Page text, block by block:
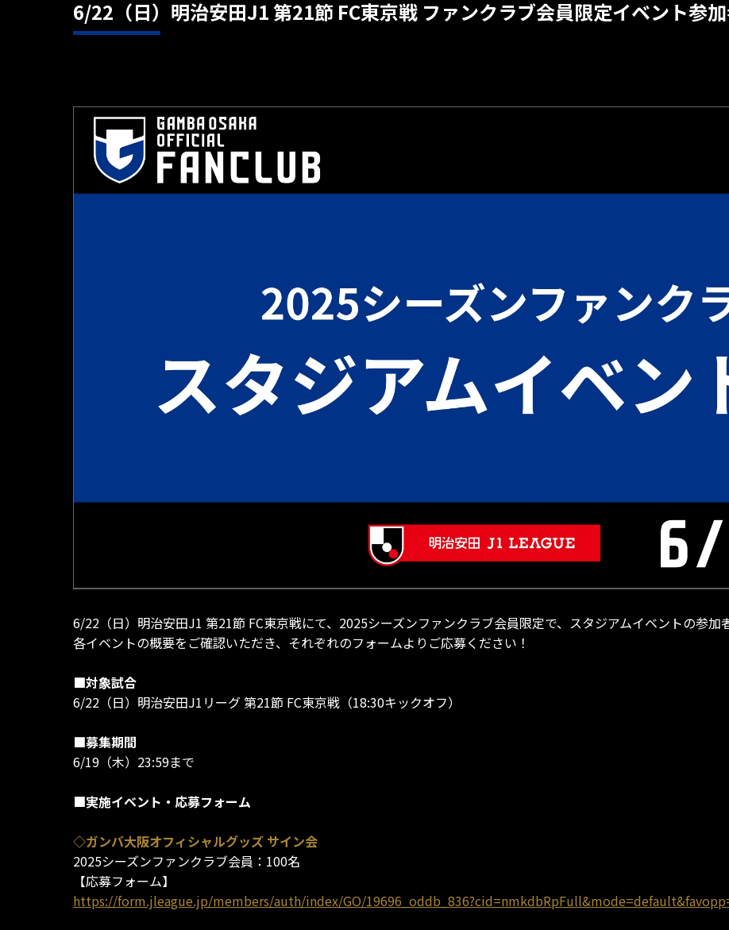
6/22（日）明治安田J1 第21節 FC東京戦 ファンクラブ会員限定イベント参
6/22（日）明治安田J1 第21節 FC東京戦にて、2025シーズンファンクラブ会員限定で、スタジアムイベントの参加
各イベントの概要をご確認いただき、それぞれのフォームよりご応募ください！
■対象試合
6/22（日）明治安田J1リーグ 第21節 FC東京戦（18:30キックオフ）
■募集期間
6/19（木）23:59まで
■実施イベント・応募フォーム
◇ガンバ大阪オフィシャルグッズ サイン会
2025シーズンファンクラブ会員：100名
【応募フォーム】
https://form.jleague.jp/members/auth/index/GO/